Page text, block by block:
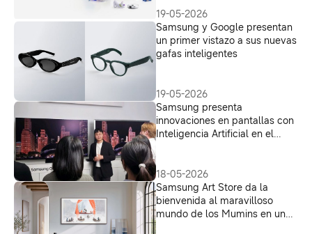
19-05-2026
Samsung y Google presentan
un primer vistazo a sus nuevas
gafas inteligentes
19-05-2026
Samsung presenta
innovaciones en pantallas con
Inteligencia Artificial en el
18-05-2026
Samsung Art Store da la
bienvenida al maravilloso
mundo de los Mumins en una